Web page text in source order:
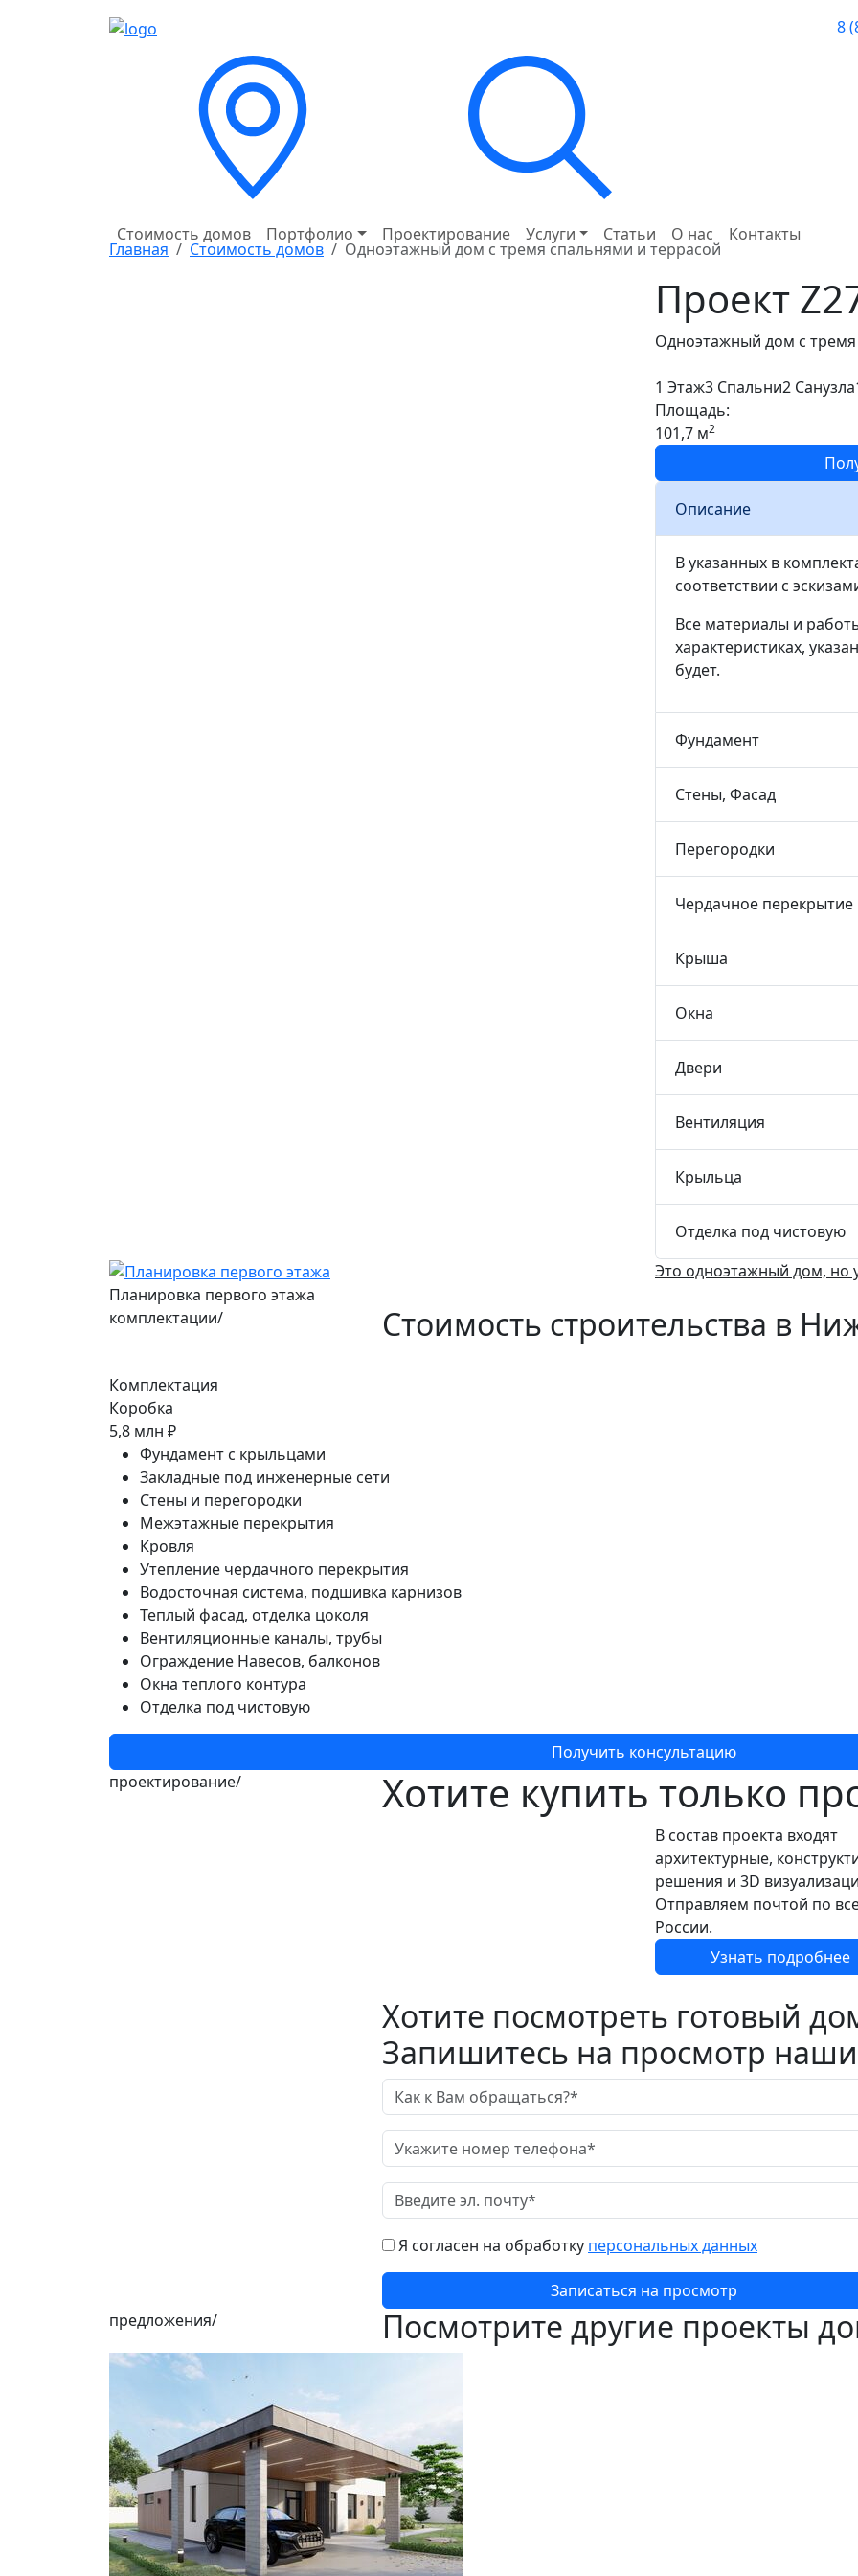
Стоимость домов Портфолио Проектирование Услуги Статьи О нас Контакты
8
Главная Стоимость домов Одноэтажный дом с тремя спальнями и террасой
Проект
Одноэтажный дом с
1 Этаж3 Спальни2 Санузла
Площадь:
101,7 м2
Описание
В указанных в
соответствии с
Все материалы и
характеристиках,
будет.
Фундамент
Стены, Фасад
Перегородки
Чердачное перекрытие
Крыша
Окна
Двери
Вентиляция
Крыльца
Отделка под чистовую
Планировка первого этажа
Это одноэтажный дом, но
комплектации/ Стоимость строительства в
Комплектация
Коробка
5,8 млн ₽
Фундамент с крыльцами
Закладные под инженерные сети
Стены и перегородки
Межэтажные перекрытия
Кровля
Утепление чердачного перекрытия
Водосточная система, подшивка карнизов
Теплый фасад, отделка цоколя
Вентиляционные каналы, трубы
Ограждение Навесов, балконов
Окна теплого контура
Отделка под чистовую
Получить консультацию
проектирование/ Хотите купить только
В состав проекта входят
архитектурные,
решения и 3D
Отправляем почтой по
России.
Узнать подробнее
Хотите посмотреть готовый
Запишитесь на просмотр
Я согласен на обработку персональных данных
Записаться на просмотр
предложения/
Посмотрите другие проекты